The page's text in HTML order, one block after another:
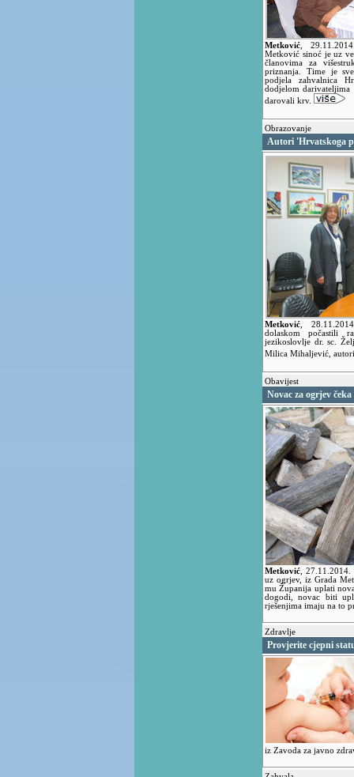
Metković
Metković sinoć je uz
članovima za
priznanja. Time je
podjela zahvalnica
dodjelom
darovali krv.
Obrazovanje
Autori 'Hrvatskoga
Metković
dolaskom počastili
jezikoslovlje dr. sc.
Milica Mihaljević,
Obavijest
Novac za ogrjev
Metković 27.11.2014.
uz ogrjev, iz Grada
mu Županija uplati
dogodi, novac biti
rješenjima imaju na to
Zdravlje
Provjerite cjepni
iz Zavoda za javno